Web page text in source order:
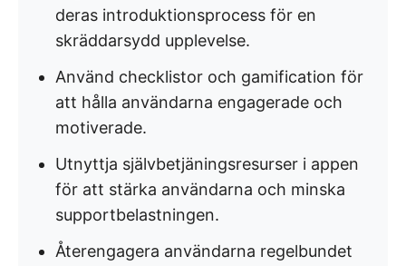
deras introduktionsprocess för en
skräddarsydd upplevelse.
Använd checklistor och gamification för
att hålla användarna engagerade och
motiverade.
Utnyttja självbetjäningsresurser i appen
för att stärka användarna och minska
supportbelastningen.
Återengagera användarna regelbundet